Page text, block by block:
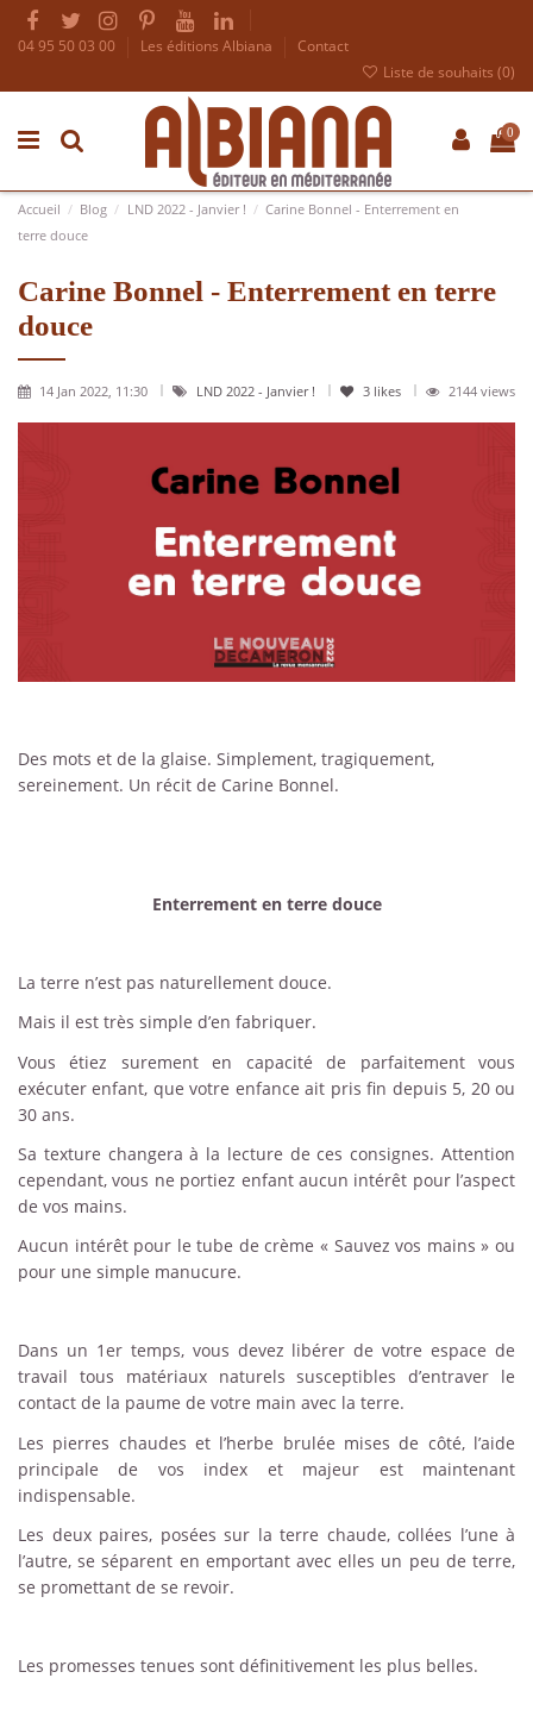
04 95 50 03 00 Les éditions Albiana
Contact
Liste de souhaits (0)
0
Accueil Blog LND 2022 - Janvier !
Carine Bonnel - Enterrement en
terre douce
Carine Bonnel - Enterrement en terre
douce
14 Jan 2022, 11:30 LND 2022 - Janvier ! 3 likes 2144 views
Des mots et de la glaise. Simplement, tragiquement,
sereinement. Un récit de Carine Bonnel.
Enterrement en terre douce
La terre n’est pas naturellement douce.
Mais il est très simple d’en fabriquer.
Vous étiez surement en capacité de parfaitement vous
exécuter enfant, que votre enfance ait pris fin depuis 5, 20 ou
30 ans.
Sa texture changera à la lecture de ces consignes. Attention
cependant, vous ne portiez enfant aucun intérêt pour l’aspect
de vos mains.
Aucun intérêt pour le tube de crème « Sauvez vos mains » ou
pour une simple manucure.
Dans un 1er temps, vous devez libérer de votre espace de
travail tous matériaux naturels susceptibles d’entraver le
contact de la paume de votre main avec la terre.
Les pierres chaudes et l’herbe brulée mises de côté, l’aide
principale de vos index et majeur est maintenant
indispensable.
Les deux paires, posées sur la terre chaude, collées l’une à
l’autre, se séparent en emportant avec elles un peu de terre,
se promettant de se revoir.
Les promesses tenues sont définitivement les plus belles.